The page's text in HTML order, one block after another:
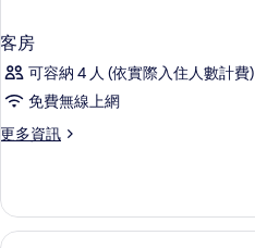
客房
可容納 4 人 (依實際入住人數計費)
免費無線上網
更多資訊
更
的
詳